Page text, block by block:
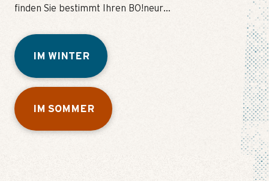
finden Sie bestimmt Ihren BO!neur…
IM WINTER
IM SOMMER